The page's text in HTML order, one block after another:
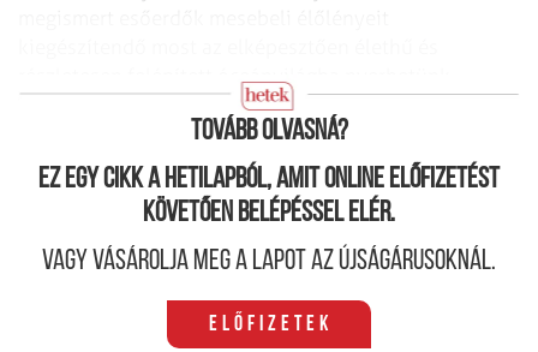
Tovább olvasná?
Ez egy cikk a hetilapból, amit online előfizetést
követően belépéssel elér.
Vagy vásárolja meg a lapot az újságárusoknál.
Előfizetek